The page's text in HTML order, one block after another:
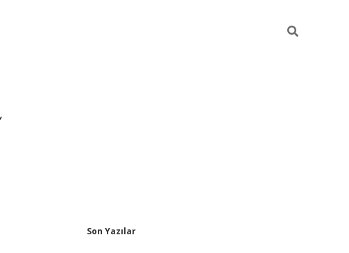
Sidebar
Son Yazılar